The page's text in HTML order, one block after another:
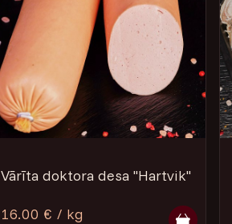
Vārīta doktora desa "Hartvik"
16.00 € / kg